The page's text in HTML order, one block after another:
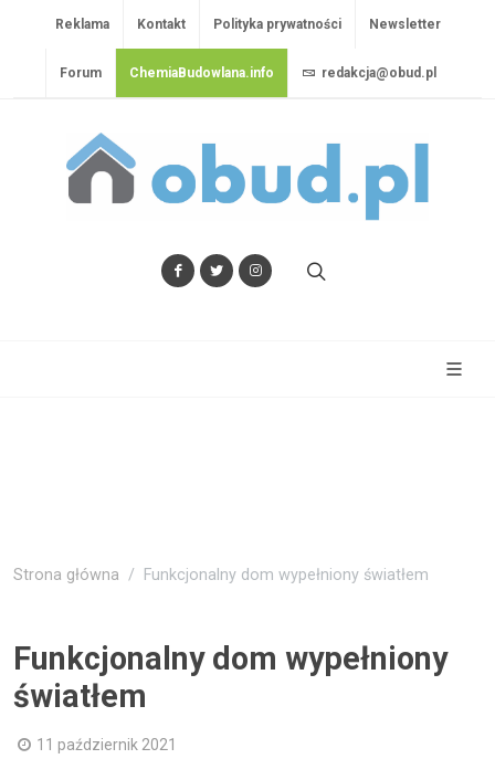
Reklama Kontakt Polityka prywatności Newsletter
Forum ChemiaBudowlana.info redakcja@obud.pl
Strona główna Funkcjonalny dom wypełniony światłem
Funkcjonalny dom wypełniony
światłem
11 październik 2021